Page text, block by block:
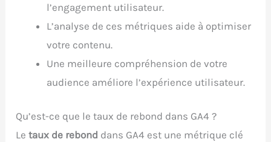
l’engagement utilisateur.
L’analyse de ces métriques aide à optimiser
votre contenu.
Une meilleure compréhension de votre
audience améliore l’expérience utilisateur.
Qu’est-ce que le taux de rebond dans GA4 ?
Letaux de rebond dans GA4 est une métrique clé